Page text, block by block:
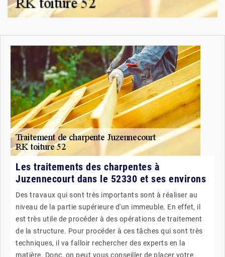
Les traitements des charpentes à
Juzennecourt dans le 52330 et ses environs
Des travaux qui sont très importants sont à réaliser au
niveau de la partie supérieure d'un immeuble. En effet, il
est très utile de procéder à des opérations de traitement
de la structure. Pour procéder à ces tâches qui sont très
techniques, il va falloir rechercher des experts en la
matière. Donc, on peut vous conseiller de placer votre